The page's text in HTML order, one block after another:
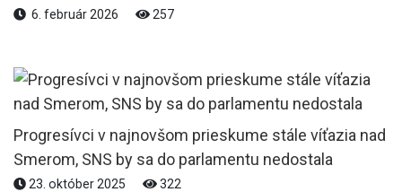
6. február 2026 257
Progresívci v najnovšom prieskume stále víťazia nad
Smerom, SNS by sa do parlamentu nedostala
23. október 2025 322